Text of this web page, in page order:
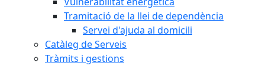
Tramitació de la llei de dependència
Servei d'ajuda al domicili
Catàleg de Serveis
Tràmits i gestions